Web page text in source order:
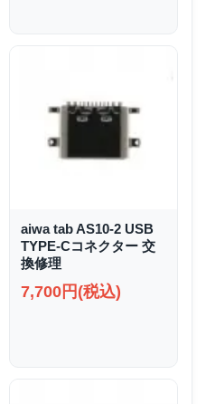
aiwa tab AS10-2 USB
TYPE-Cコネクター 交
換修理
7,700円(税込)